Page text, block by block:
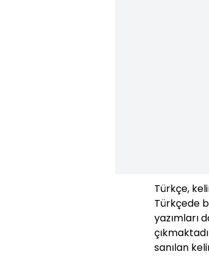
Türkçe,
Türkçede
yazımları
sanılan